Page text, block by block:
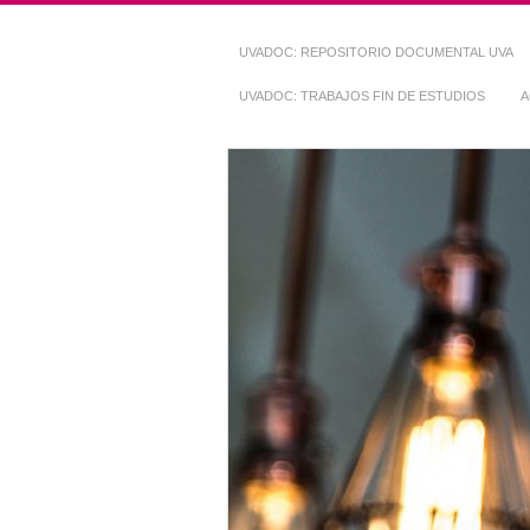
UVADOC: REPOSITORIO DOCUMENTAL UVA
UVADOC: TRABAJOS FIN DE ESTUDIOS
Repositorio
~ UVaDOC